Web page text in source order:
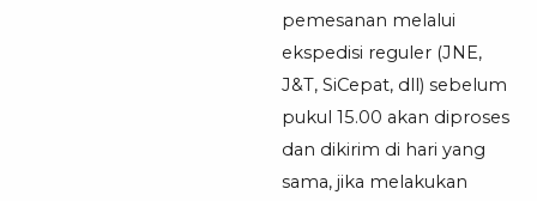
pemesanan melalui
ekspedisi reguler (JNE,
J&T, SiCepat, dll) sebelum
pukul 15.00 akan diproses
dan dikirim di hari yang
sama, jika melakukan